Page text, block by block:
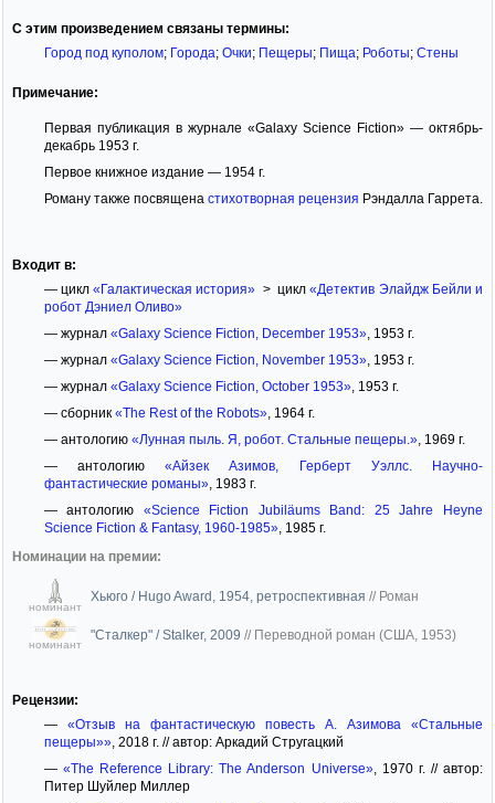
С этим произведением связаны термины:
Город под куполом; Города; Очки; Пещеры; Пища; Роботы; Стены
Примечание:
Первая публикация в журнале «Galaxy Science Fiction» — октябрь-
декабрь 1953 г.
Первое книжное издание — 1954 г.
Роману также посвящена стихотворная рецензия Рэндалла Гаррета.
Входит в:
— цикл«Галактическая история» > цикл«Детектив Элайдж Бейли и
робот Дэниел Оливо»
— журнал «Galaxy Science Fiction, December 1953», 1953 г.
— журнал «Galaxy Science Fiction, November 1953», 1953 г.
— журнал «Galaxy Science Fiction, October 1953», 1953 г.
— сборник «The Rest of the Robots», 1964 г.
— антологию «Лунная пыль. Я, робот. Стальные пещеры.», 1969 г.
— антологию«Айзек Азимов, Герберт Уэллс. Научно-
фантастические романы», 1983 г.
— антологию «Science Fiction Jubiläums Band: 25 Jahre Heyne
Science Fiction & Fantasy, 1960-1985», 1985 г.
Номинации на премии:
номинант
Хьюго / Hugo Award, 1954, ретроспективная // Роман
номинант
"Сталкер" / Stalker, 2009 // Переводной роман (США, 1953)
Рецензии:
— «Отзыв на фантастическую повесть А. Азимова «Стальные
пещеры»», 2018 г. // автор: Аркадий Стругацкий
— «The Reference Library: The Anderson Universe», 1970 г. // автор:
Питер Шуйлер Миллер